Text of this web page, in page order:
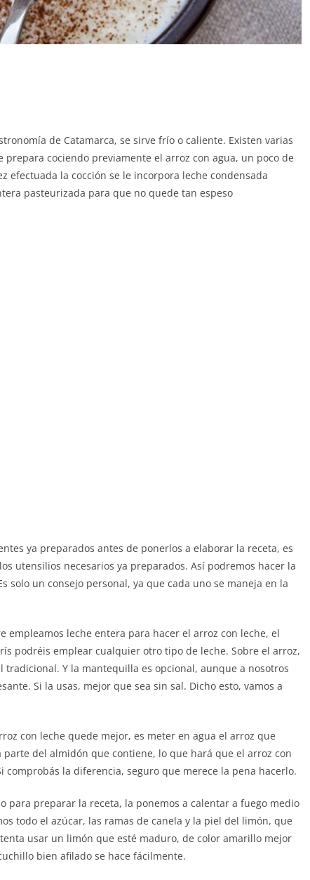
de Catamarca, se sirve frío o caliente. Existen varias
cociendo previamente el arroz con agua, un poco de
efectuada la cocción se le incorpora leche condensada
pasteurizada para que no quede tan espeso
ya preparados antes de ponerlos a elaborar la receta, es
utensilios necesarios ya preparados. Así podremos hacer la
solo un consejo personal, ya que cada uno se maneja en la
empleamos leche entera para hacer el arroz con leche, el
podréis emplear cualquier otro tipo de leche. Sobre el arroz,
Y la mantequilla es opcional, aunque a nosotros
Si la usas, mejor que sea sin sal. Dicho esto, vamos a
con leche quede mejor, es meter en agua el arroz que
del almidón que contiene, lo que hará que el arroz con
comprobás la diferencia, seguro que merece la pena hacerlo.
para preparar la receta, la ponemos a calentar a fuego medio
todo el azúcar, las ramas de canela y la piel del limón, que
usar un limón que esté maduro, de color amarillo mejor
bien afilado se hace fácilmente.